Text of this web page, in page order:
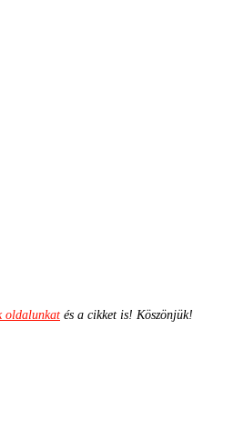
oldalunkat és a cikket is! Köszönjük!